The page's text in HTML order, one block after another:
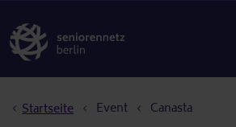
Startseite Event Canasta